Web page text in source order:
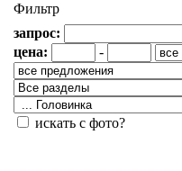
Фильтр
запрос:
цена:
-
искать с фото?